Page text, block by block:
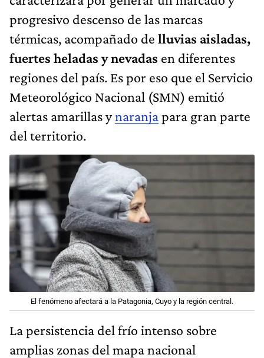
progresivo descenso de las marcas
térmicas, acompañado de lluvias aisladas,
fuertes heladas y nevadas en diferentes
regiones del país. Es por eso que el Servicio
Meteorológico Nacional (SMN) emitió
alertas amarillas ynaranjapara gran parte
del territorio.
El fenómeno afectará a la Patagonia, Cuyo y la región central.
La persistencia del frío intenso sobre
amplias zonas del mapa nacional